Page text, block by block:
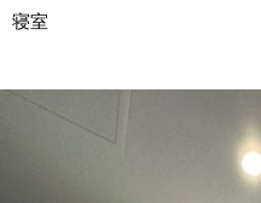
寝室